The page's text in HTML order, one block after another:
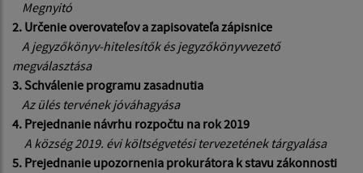
Megnyitó
2. Určenie overovateľov a zapisovateľa zápisnice
A jegyzőkönyv-hitelesítők és jegyzőkönyvvezető
megválasztása
3. Schválenie programu zasadnutia
Az ülés tervének jóváhagyása
4. Prejednanie návrhu rozpočtu na rok 2019
A község 2019. évi költségvetési tervezetének tárgyalása
5. Prejednanie upozornenia prokurátora k stavu zákonnosti